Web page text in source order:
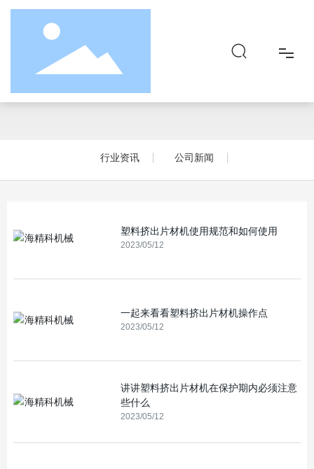
行业资讯 公司新闻
塑料挤出片材机使用规范和如何使用
2023/05/12
一起来看看塑料挤出片材机操作点
2023/05/12
讲讲塑料挤出片材机在保护期内必须注意
些什么
2023/05/12